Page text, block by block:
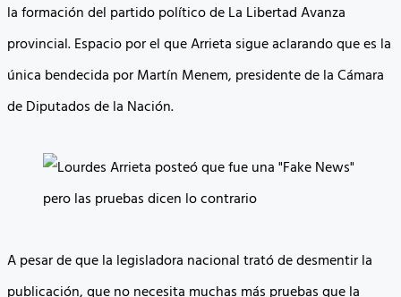
la formación del partido político de La Libertad Avanza
provincial. Espacio por el que Arrieta sigue aclarando que es la
única bendecida por Martín Menem, presidente de la Cámara
de Diputados de la Nación.
A pesar de que la legisladora nacional trató de desmentir la